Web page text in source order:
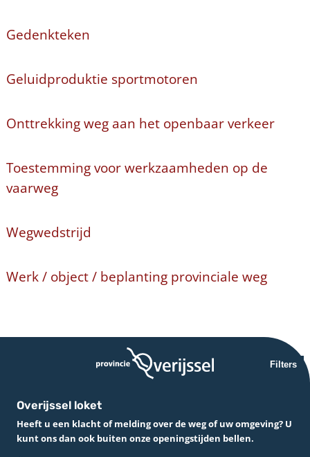
Gedenkteken
Geluidproduktie sportmotoren
Onttrekking weg aan het openbaar verkeer
Toestemming voor werkzaamheden op de
vaarweg
Wegwedstrijd
Werk / object / beplanting provinciale weg
Filters
Overijssel loket
Heeft u een klacht of melding over de weg of uw omgeving? U
kunt ons dan ook buiten onze openingstijden bellen.